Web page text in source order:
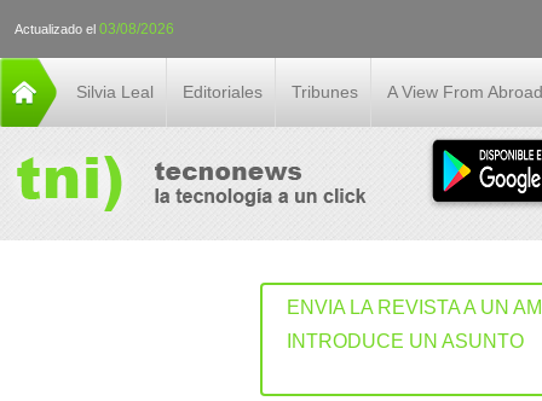
Actualizado el 03/08/2026
Silvia Leal Editoriales Tribunes A View From Abroad
ENVIA LA REVISTA A UN
INTRODUCE UN ASUNTO